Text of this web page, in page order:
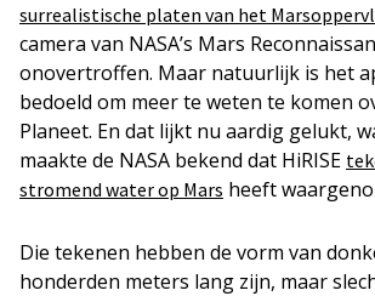
surrealistische platen van het
camera van NASA’s Mars
onovertroffen. Maar natuurlijk is het
bedoeld om meer te weten te komen
Planeet. En dat lijkt nu aardig gelukt,
maakte de NASA bekend dat HiRISE
stromend water op Mars heeft
Die tekenen hebben de vorm van
honderden meters lang zijn, maar